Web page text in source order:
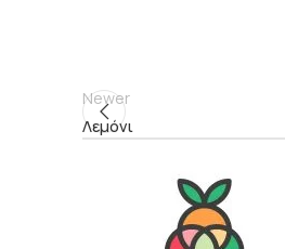
Newer
Λεμόνι